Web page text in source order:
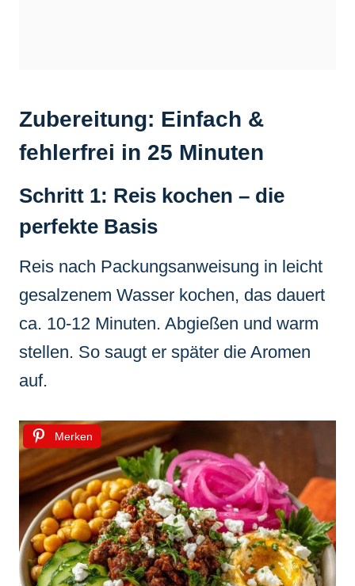
Zubereitung: Einfach &
fehlerfrei in 25 Minuten
Schritt 1: Reis kochen – die
perfekte Basis
Reis nach Packungsanweisung in leicht
gesalzenem Wasser kochen, das dauert
ca. 10-12 Minuten. Abgießen und warm
stellen. So saugt er später die Aromen
auf.
Merken